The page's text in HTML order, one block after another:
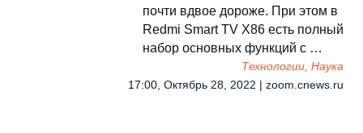
почти вдвое дороже. При этом в
Redmi Smart TV X86 есть полный
набор основных функций с …
Технологии, Наука
17:00, Октябрь 28, 2022 | zoom.cnews.ru